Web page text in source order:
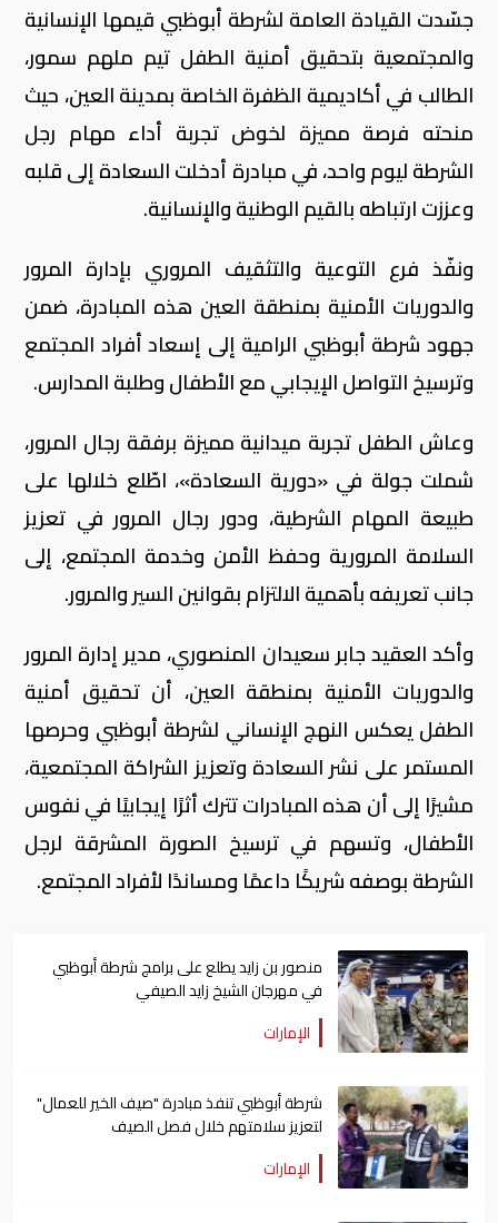
جسّدت القيادة العامة لشرطة أبوظبي قيمها الإنسانية
والمجتمعية بتحقيق أمنية الطفل تيم ملهم سمور،
الطالب في أكاديمية الظفرة الخاصة بمدينة العين، حيث
منحته فرصة مميزة لخوض تجربة أداء مهام رجل
الشرطة ليوم واحد، في مبادرة أدخلت السعادة إلى قلبه
وعززت ارتباطه بالقيم الوطنية والإنسانية.
ونفّذ فرع التوعية والتثقيف المروري بإدارة المرور
والدوريات الأمنية بمنطقة العين هذه المبادرة، ضمن
جهود شرطة أبوظبي الرامية إلى إسعاد أفراد المجتمع
وترسيخ التواصل الإيجابي مع الأطفال وطلبة المدارس.
وعاش الطفل تجربة ميدانية مميزة برفقة رجال المرور،
شملت جولة في «دورية السعادة»، اطّلع خلالها على
طبيعة المهام الشرطية، ودور رجال المرور في تعزيز
السلامة المرورية وحفظ الأمن وخدمة المجتمع، إلى
جانب تعريفه بأهمية الالتزام بقوانين السير والمرور.
وأكد العقيد جابر سعيدان المنصوري، مدير إدارة المرور
والدوريات الأمنية بمنطقة العين، أن تحقيق أمنية
الطفل يعكس النهج الإنساني لشرطة أبوظبي وحرصها
المستمر على نشر السعادة وتعزيز الشراكة المجتمعية،
مشيرًا إلى أن هذه المبادرات تترك أثرًا إيجابيًا في نفوس
الأطفال، وتسهم في ترسيخ الصورة المشرقة لرجل
الشرطة بوصفه شريكًا داعمًا ومساندًا لأفراد المجتمع.
منصور بن زايد يطلع على برامج شرطة أبوظبي
في مهرجان الشيخ زايد الصيفي
الإمارات
شرطة أبوظبي تنفذ مبادرة "صيف الخير للعمال"
لتعزيز سلامتهم خلال فصل الصيف
الإمارات